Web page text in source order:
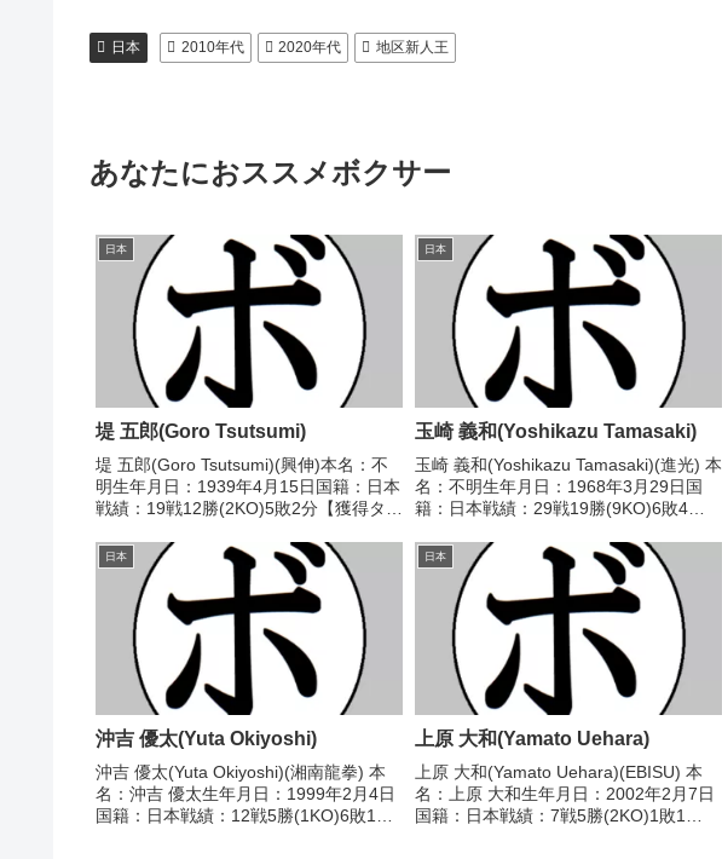
日本 2010年代 2020年代 地区新人王
あなたにおススメボクサー
日本
堤 五郎(Goro Tsutsumi)
堤 五郎(Goro Tsutsumi)(興伸)本名：不
明生年月日：1939年4月15日国籍：日本
戦績：19戦12勝(2KO)5敗2分【獲得タイ
定 (採点不明) 早手 勲(大星)1961/11/...
日本
玉崎 義和(Yoshikazu Tamasaki)
玉崎 義和(Yoshikazu Tamasaki)(進光) 本
名：不明生年月日：1968年3月29日国
籍：日本戦績：29戦19勝(9KO)6敗4
ンタム級新人王 【戦歴】1985/06/27
△4R判定...
日本
沖吉 優太(Yuta Okiyoshi)
沖吉 優太(Yuta Okiyoshi)(湘南龍拳) 本
名：沖吉 優太生年月日：1999年2月4日
国籍：日本戦績：12戦5勝(1KO)6敗1
日本
上原 大和(Yamato Uehara)
上原 大和(Yamato Uehara)(EBISU) 本
名：上原 大和生年月日：2002年2月7日
国籍：日本戦績：7戦5勝(2KO)1敗1